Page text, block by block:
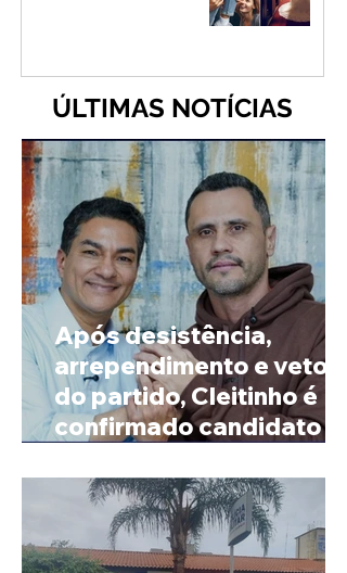
ÚLTIMAS NOTÍCIAS
Após desistência,
arrependimento e veto
do partido, Cleitinho é
confirmado candidato ao